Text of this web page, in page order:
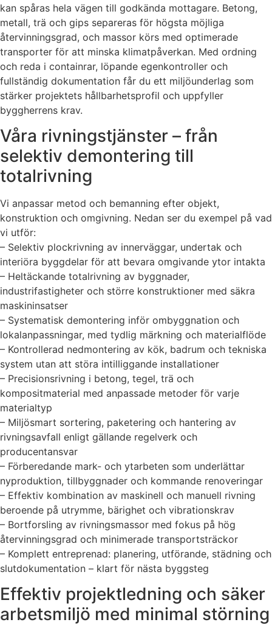
kan spåras hela vägen till godkända mottagare. Betong,
metall, trä och gips separeras för högsta möjliga
återvinningsgrad, och massor körs med optimerade
transporter för att minska klimatpåverkan. Med ordning
och reda i containrar, löpande egenkontroller och
fullständig dokumentation får du ett miljöunderlag som
stärker projektets hållbarhetsprofil och uppfyller
byggherrens krav.
Våra rivningstjänster – från
selektiv demontering till
totalrivning
Vi anpassar metod och bemanning efter objekt,
konstruktion och omgivning. Nedan ser du exempel på vad
vi utför:
– Selektiv plockrivning av innerväggar, undertak och
interiöra byggdelar för att bevara omgivande ytor intakta
– Heltäckande totalrivning av byggnader,
industrifastigheter och större konstruktioner med säkra
maskininsatser
– Systematisk demontering inför ombyggnation och
lokalanpassningar, med tydlig märkning och materialflöde
– Kontrollerad nedmontering av kök, badrum och tekniska
system utan att störa intilliggande installationer
– Precisionsrivning i betong, tegel, trä och
kompositmaterial med anpassade metoder för varje
materialtyp
– Miljösmart sortering, paketering och hantering av
rivningsavfall enligt gällande regelverk och
producentansvar
– Förberedande mark- och ytarbeten som underlättar
nyproduktion, tillbyggnader och kommande renoveringar
– Effektiv kombination av maskinell och manuell rivning
beroende på utrymme, bärighet och vibrationskrav
– Bortforsling av rivningsmassor med fokus på hög
återvinningsgrad och minimerade transportsträckor
– Komplett entreprenad: planering, utförande, städning och
slutdokumentation – klart för nästa byggsteg
Effektiv projektledning och säker
arbetsmiljö med minimal störning